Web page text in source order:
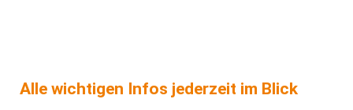
Alle wichtigen Infos jederzeit im Blick